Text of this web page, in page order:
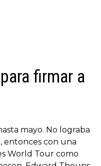
firmar a
mayo. No lograba
entonces con una
World Tour como